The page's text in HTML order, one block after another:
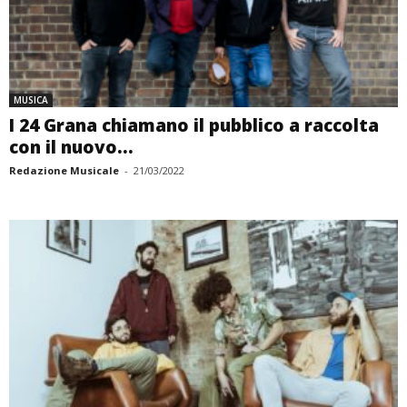
MUSICA
I 24 Grana chiamano il pubblico a raccolta
con il nuovo...
Redazione Musicale - 21/03/2022